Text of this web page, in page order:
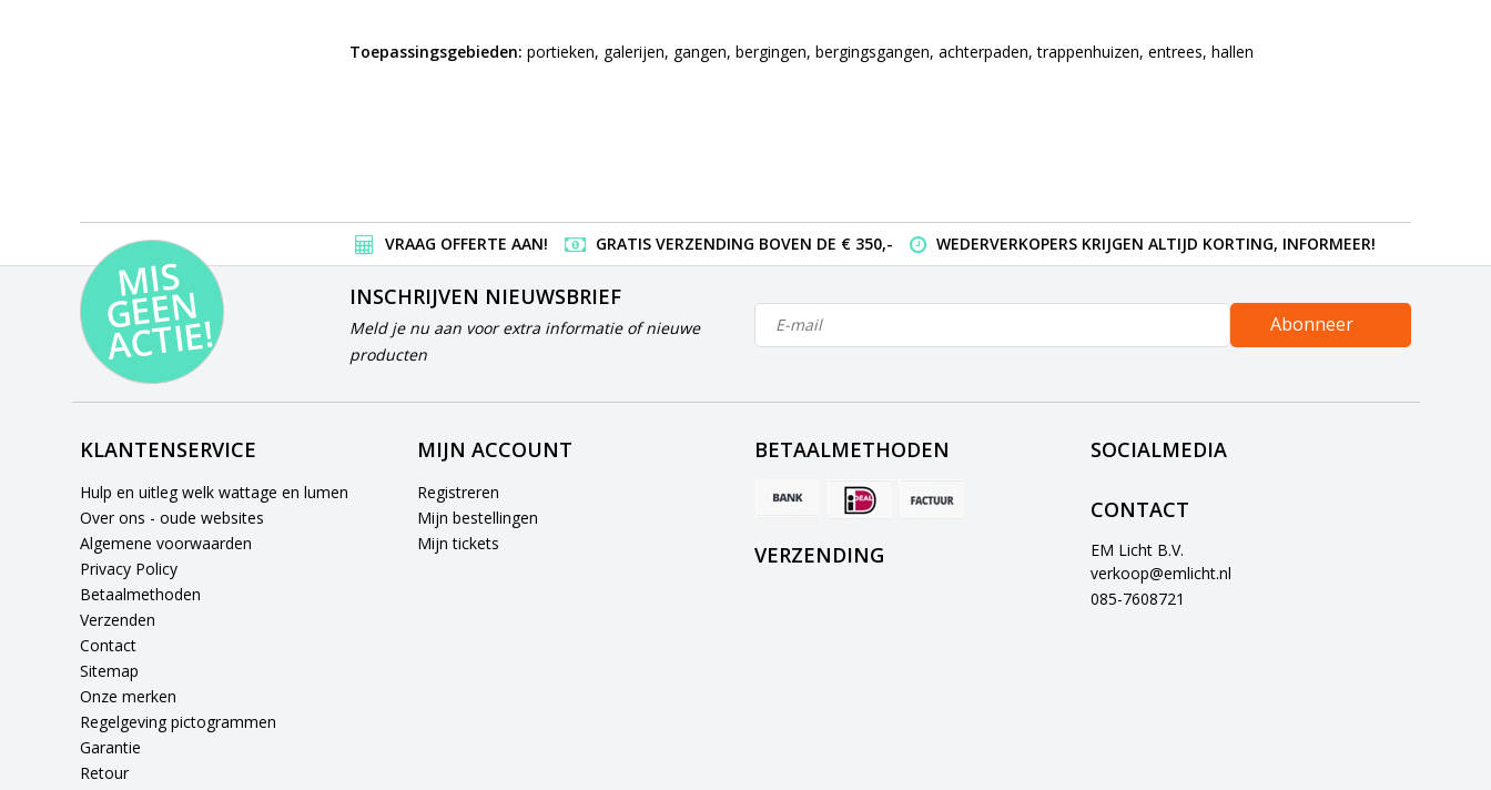
Toepassingsgebieden: portieken, galerijen, gangen, bergingen, bergingsgangen, achterpaden, trappenhuizen, entrees, hallen
VRAAG OFFERTE AAN! GRATIS VERZENDING BOVEN DE € 350,- WEDERVERKOPERS KRIJGEN ALTIJD KORTING, INFORMEER!
MI
S
G
E
E
N
A
C
TI
E!
INSCHRIJVEN NIEUWSBRIEF
Meld je nu aan voor extra informatie of nieuwe
producten
Abonneer
KLANTENSERVICE
Hulp en uitleg welk wattage en lumen
Over ons - oude websites
Algemene voorwaarden
Privacy Policy
Betaalmethoden
Verzenden
Contact
Sitemap
Onze merken
Regelgeving pictogrammen
Garantie
Retour
MIJN ACCOUNT
Registreren
Mijn bestellingen
Mijn tickets
BETAALMETHODEN
VERZENDING
SOCIALMEDIA
CONTACT
EM Licht B.V.
verkoop@emlicht.nl
085-7608721